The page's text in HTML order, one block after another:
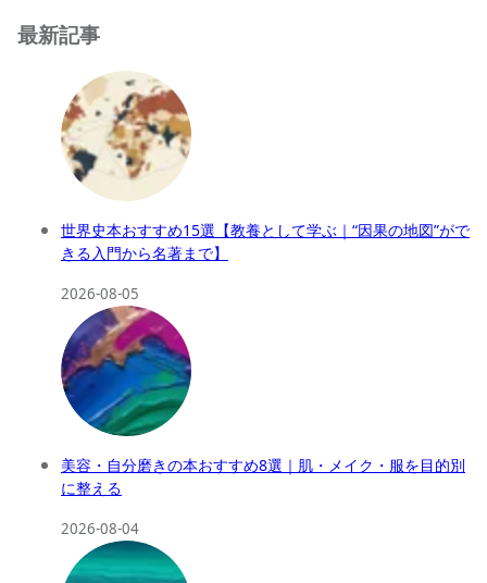
最新記事
世界史本おすすめ15選【教養として学ぶ｜“因果の地図”がで
きる入門から名著まで】
2026-08-05
美容・自分磨きの本おすすめ8選｜肌・メイク・服を目的別
に整える
2026-08-04